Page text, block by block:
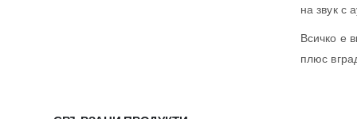
на звук с
Всичко е
плюс